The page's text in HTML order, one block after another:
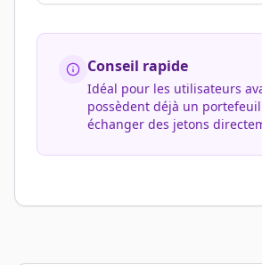
Conseil rapide
Idéal pour les utilisateurs
possèdent déjà un
échanger des jetons